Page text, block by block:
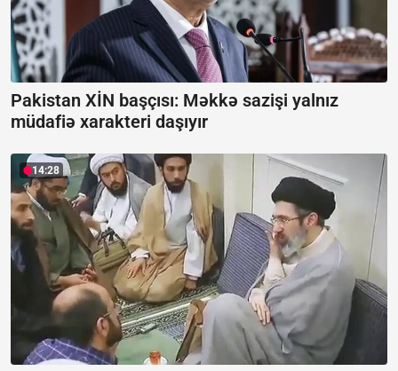
Pakistan XİN başçısı: Məkkə sazişi yalnız
müdafiə xarakteri daşıyır
14:28